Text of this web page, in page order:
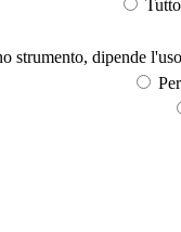
strumento, dipende